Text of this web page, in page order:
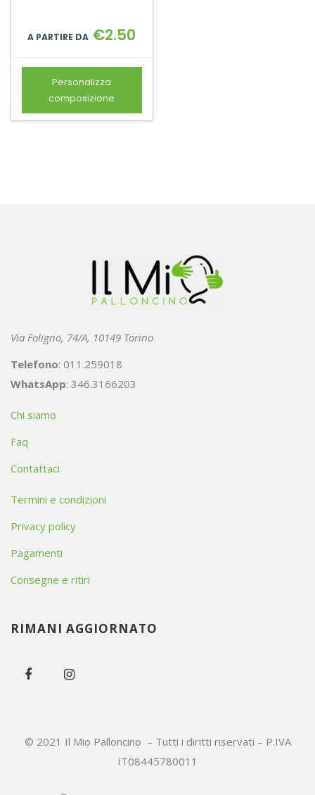
A PARTIRE DA €2.50
Personalizza
composizione
Via Foligno, 74/A, 10149 Torino
Telefono: 011.259018
WhatsApp: 346.3166203
Chi siamo
Faq
Contattaci
Termini e condizioni
Privacy policy
Pagamenti
Consegne e ritiri
RIMANI AGGIORNATO
© 2021 Il Mio Palloncino – Tutti i diritti riservati – P.IVA
IT08445780011